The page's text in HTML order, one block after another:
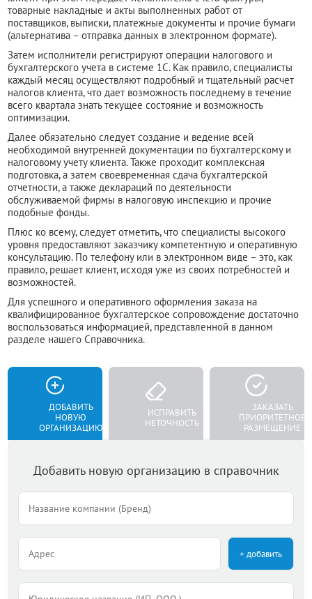
товарные накладные и акты выполненных работ от
поставщиков, выписки, платежные документы и прочие бумаги
(альтернатива – отправка данных в электронном формате).
Затем исполнители регистрируют операции налогового и
бухгалтерского учета в системе 1С. Как правило, специалисты
каждый месяц осуществляют подробный и тщательный расчет
налогов клиента, что дает возможность последнему в течение
всего квартала знать текущее состояние и возможность
оптимизации.
Далее обязательно следует создание и ведение всей
необходимой внутренней документации по бухгалтерскому и
налоговому учету клиента. Также проходит комплексная
подготовка, а затем своевременная сдача бухгалтерской
отчетности, а также деклараций по деятельности
обслуживаемой фирмы в налоговую инспекцию и прочие
подобные фонды.
Плюс ко всему, следует отметить, что специалисты высокого
уровня предоставляют заказчику компетентную и оперативную
консультацию. По телефону или в электронном виде – это, как
правило, решает клиент, исходя уже из своих потребностей и
возможностей.
Для успешного и оперативного оформления заказа на
квалифицированное бухгалтерское сопровождение достаточно
воспользоваться информацией, представленной в данном
разделе нашего Справочника.
ДОБАВИТЬ
НОВУЮ
ОРГАНИЗАЦИЮ
ИСПРАВИТЬ
НЕТОЧНОСТЬ
ЗАКАЗАТЬ
ПРИОРИТЕТНОЕ
РАЗМЕЩЕНИЕ
Добавить новую организацию в справочник
+ добавить